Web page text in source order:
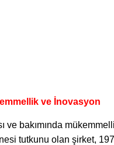
ve İnovasyon
ve bakımında
tutkunu olan şirket,